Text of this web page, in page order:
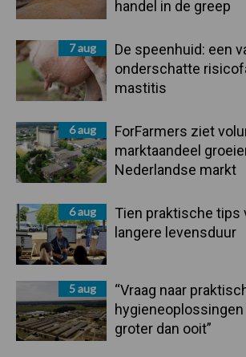
handel in de greep
7 aug
De speenhuid: een
onderschatte
mastitis
6 aug
ForFarmers ziet
marktaandeel
Nederlandse markt
6 aug
Tien praktische tips
langere levensduur
5 aug
“Vraag naar
hygieneoplossingen
groter dan ooit”